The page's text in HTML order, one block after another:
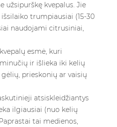
užsipurškę kvepalus. Jie
trumpiausiai (15-30
naudojami citrusiniai,
esmė, kuri
ir išlieka iki kelių
prieskonių ar vaisių
atsiskleidžiantys
ilgiausiai (nuo kelių
tai medienos,